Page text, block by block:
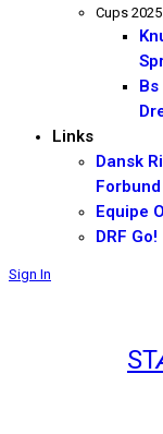
Cups 2025
Links
Dansk
Forbund
Equipe
DRF Go!
Sign In